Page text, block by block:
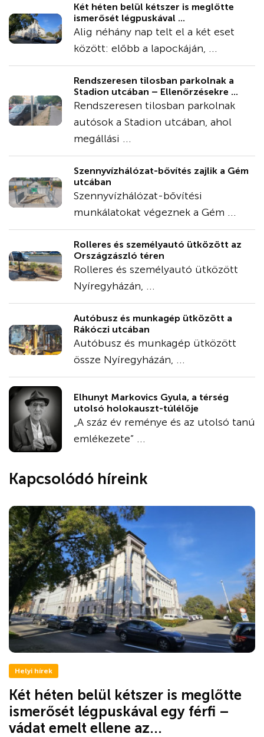
Két héten belül kétszer is meglőtte
ismerősét légpuskával ...
Alig néhány nap telt el a két eset
között: előbb a lapockáján, ...
Rendszeresen tilosban parkolnak a
Stadion utcában – Ellenőrzésekre ...
Rendszeresen tilosban parkolnak
autósok a Stadion utcában, ahol
megállási ...
Szennyvízhálózat-bővítés zajlik a Gém
utcában
Szennyvízhálózat-bővítési
munkálatokat végeznek a Gém ...
Rolleres és személyautó ütközött az
Országzászló téren
Rolleres és személyautó ütközött
Nyíregyházán, ...
Autóbusz és munkagép ütközött a
Rákóczi utcában
Autóbusz és munkagép ütközött
össze Nyíregyházán, ...
Elhunyt Markovics Gyula, a térség
utolsó holokauszt-túlélője
„A száz év reménye és az utolsó tanú
emlékezete” ...
Kapcsolódó híreink
Helyi hírek
Két héten belül kétszer is meglőtte
ismerősét légpuskával egy férfi –
vádat emelt ellene az...